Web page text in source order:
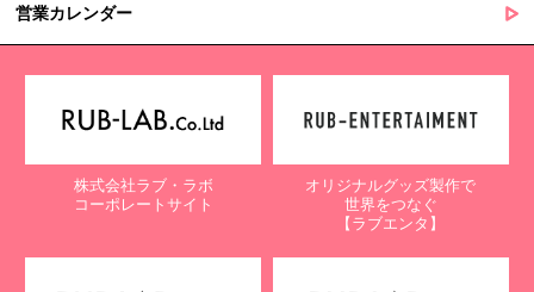
営業カレンダー
株式会社ラブ・ラボ
コーポレートサイト
オリジナルグッズ製作で
世界をつなぐ
【ラブエンタ】